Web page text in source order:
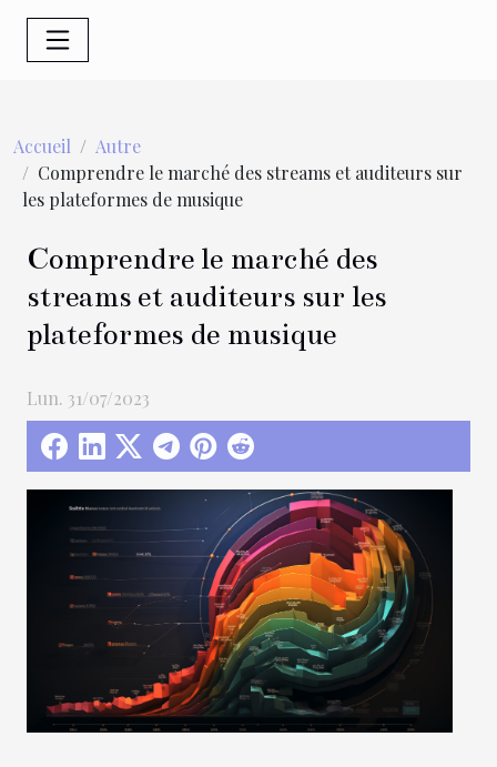
Accueil
Autre
Comprendre le marché des streams et auditeurs sur
les plateformes de musique
Comprendre le marché des
streams et auditeurs sur les
plateformes de musique
Lun. 31/07/2023